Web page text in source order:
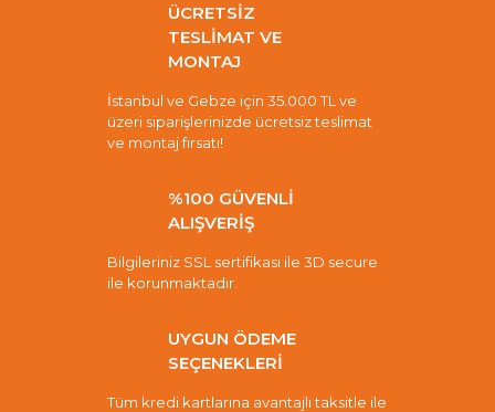
ÜCRETSİZ
TESLİMAT VE
MONTAJ
İstanbul ve Gebze için 35.000 TL ve
üzeri siparişlerinizde ücretsiz teslimat
ve montaj fırsatı!
%100 GÜVENLİ
ALIŞVERİŞ
Bilgileriniz SSL sertifikası ile 3D secure
ile korunmaktadır.
UYGUN ÖDEME
SEÇENEKLERİ
Tüm kredi kartlarına avantajlı taksitle ile